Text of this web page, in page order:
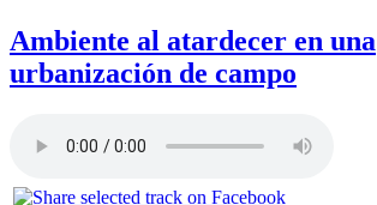
Ambiente al atardecer en una
urbanización de campo